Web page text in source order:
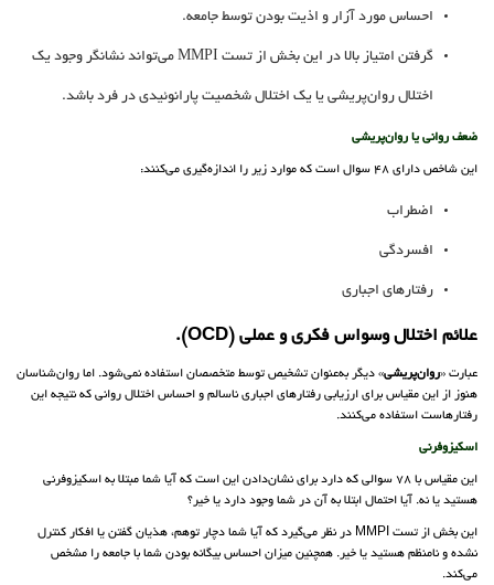
احساس مورد آزار و اذیت بودن توسط جامعه.
گرفتن امتیاز بالا در این بخش از تست MMPI می‌تواند نشانگر وجود یک
اختلال روان‌پریشی یا یک اختلال شخصیت پارانوئیدی در فرد باشد.
ضعف روانی یا روان‌پریشی
این شاخص دارای 48 سوال است که موارد زیر را اندازه‌گیری می‌کنند:
اضطراب
افسردگی
رفتارهای اجباری
علائم اختلال وسواس فکری و عملی (OCD).
عبارت «روان‌پریشی» دیگر به‌عنوان تشخیص توسط متخصصان استفاده نمی‌شود. اما روان‌شناسان
هنوز از این مقیاس برای ارزیابی رفتارهای اجباری ناسالم و احساس اختلال روانی که نتیجه این
رفتارهاست استفاده می‌کنند.
اسکیزوفرنی
این مقیاس با 78 سوالی که دارد برای نشان‌دادن این است که آیا شما مبتلا به اسکیزوفرنی
هستید یا نه. آیا احتمال ابتلا به آن در شما وجود دارد یا خیر؟
این بخش از تست MMPI در نظر می‌گیرد که آیا شما دچار توهم، هذیان گفتن یا افکار کنترل
نشده و نامنظم هستید یا خیر. همچنین میزان احساس بیگانه بودن شما با جامعه را مشخص
می‌کند.